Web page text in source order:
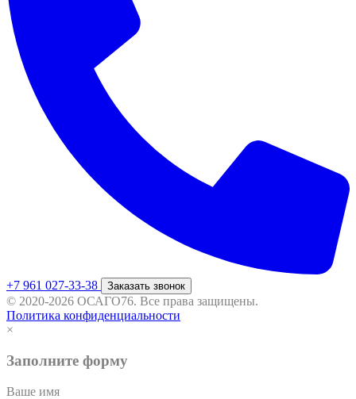
+7 961 027-33-38 Заказать звонок
© 2020-2026 ОСАГО76. Все права защищены.
Политика конфиденциальности
×
Заполните форму
Ваше имя